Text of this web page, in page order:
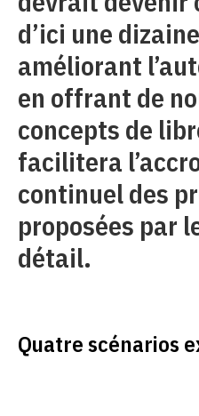
d’ici une
améliorant
en offrant de
concepts de
facilitera
continuel des
proposées par
détail.
Quatre scénarios